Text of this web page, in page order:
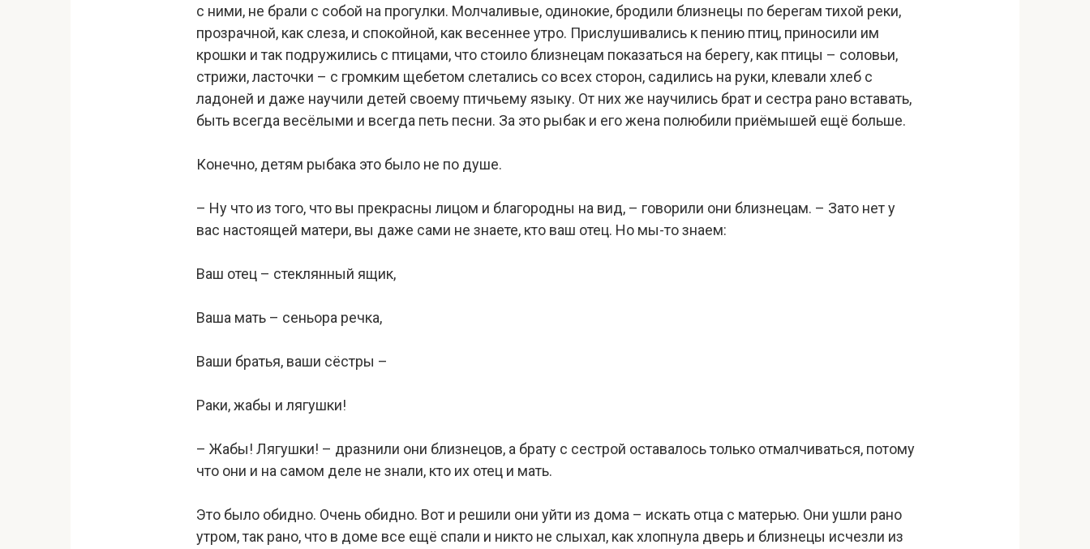
с ними, не брали с собой на прогулки. Молчаливые, одинокие, бродили близнецы по берегам тихой реки,
прозрачной, как слеза, и спокойной, как весеннее утро. Прислушивались к пению птиц, приносили им
крошки и так подружились с птицами, что стоило близнецам показаться на берегу, как птицы – соловьи,
стрижи, ласточки – с громким щебетом слетались со всех сторон, садились на руки, клевали хлеб с
ладоней и даже научили детей своему птичьему языку. От них же научились брат и сестра рано вставать,
быть всегда весёлыми и всегда петь песни. За это рыбак и его жена полюбили приёмышей ещё больше.
Конечно, детям рыбака это было не по душе.
– Ну что из того, что вы прекрасны лицом и благородны на вид, – говорили они близнецам. – Зато нет у
вас настоящей матери, вы даже сами не знаете, кто ваш отец. Но мы-то знаем:
Ваш отец – стеклянный ящик,
Ваша мать – сеньора речка,
Ваши братья, ваши сёстры –
Раки, жабы и лягушки!
– Жабы! Лягушки! – дразнили они близнецов, а брату с сестрой оставалось только отмалчиваться, потому
что они и на самом деле не знали, кто их отец и мать.
Это было обидно. Очень обидно. Вот и решили они уйти из дома – искать отца с матерью. Они ушли рано
утром, так рано, что в доме все ещё спали и никто не слыхал, как хлопнула дверь и близнецы исчезли из